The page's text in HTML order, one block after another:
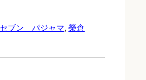
ブン パジャマ, 榮倉